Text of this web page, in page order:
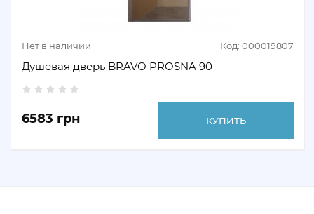
Нет в наличии Код: 000019807
Душевая дверь BRAVO PROSNA 90
6583 грн КУПИТЬ